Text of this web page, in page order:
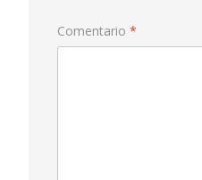
Comentario *